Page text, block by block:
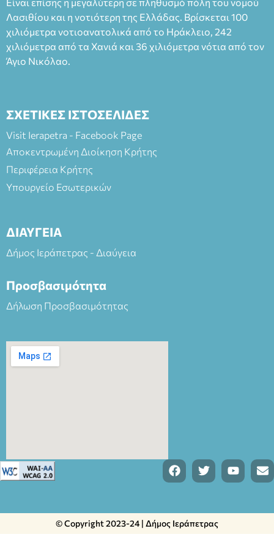
Πλαστήρα), E&G Mini market (Δημοκρατίας 39 Ιεράπετρα)
και στο more.com Χώρος: 3ο Γυμνάσιο Ιεράπετρας
(Είσοδος ΕΠΑ.Λ.) Έναρξη 21:15 Οργάνωση: ΚΝΩΣΟΣ
ΘΕΑΤΡΙΚΕΣ ΠΑΡΑΓΩΓΕΣ ΕΕ
Είναι επίσης η μεγαλύτερη σε πληθυσμό πόλη του νομού
Λασιθίου και η νοτιότερη της Ελλάδας. Βρίσκεται 100
χιλιόμετρα νοτιοανατολικά από το Ηράκλειο, 242
χιλιόμετρα από τα Χανιά και 36 χιλιόμετρα νότια από τον
Άγιο Νικόλαο.
ΣΧΕΤΙΚΕΣ ΙΣΤΟΣΕΛΙΔΕΣ
Visit Ierapetra - Facebook Page
Αποκεντρωμένη Διοίκηση Κρήτης
Περιφέρεια Κρήτης
Υπουργείο Εσωτερικών
ΔΙΑΥΓΕΙΑ
Δήμος Ιεράπετρας - Διαύγεια
Προσβασιμότητα
Δήλωση Προσβασιμότητας
© Copyright 2023-24 | Δήμος Ιεράπετρας